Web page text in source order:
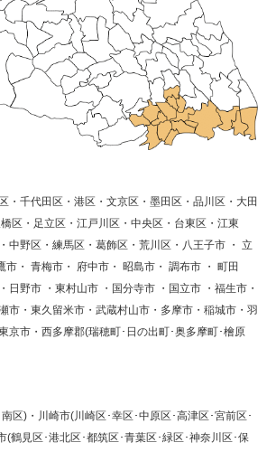
・千代田区・港区・文京区・墨田区・品川区・大田
区・足立区・江戸川区・中央区・台東区・江東
中野区・練馬区・葛飾区・荒川区・八王子市 ・ 立
市・ 青梅市・ 府中市・ 昭島市・ 調布市 ・ 町田
日野市 ・東村山市 ・国分寺市 ・国立市 ・福生市・
市・東久留米市・武蔵村山市・多摩市・稲城市・羽
京市・西多摩郡(瑞穂町･日の出町･奥多摩町･檜原
区)・川崎市(川崎区･幸区･中原区･高津区･宮前区･
(鶴見区･港北区･都筑区･青葉区･緑区･神奈川区･保